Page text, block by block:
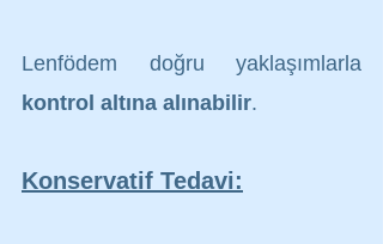
kontrol altına alınabilir.
Konservatif Tedavi: